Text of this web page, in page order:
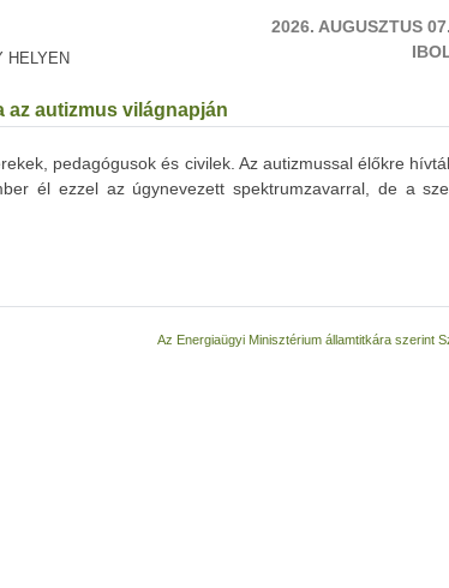
HELYEN
2026. AUGUSZTUS
az autizmus világnapján
pedagógusok és civilek. Az autizmussal élőkre
él ezzel az úgynevezett spektrumzavarral, de a
Az Energiaügyi Minisztérium államtitkára szerint